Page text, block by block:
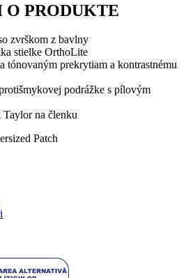
O PRODUKTE
zvrškom z bavlny
stielke OrthoLite
tónovaným prekrytiam a kontrastnému
podrážke s pílovým
na členku
Patch